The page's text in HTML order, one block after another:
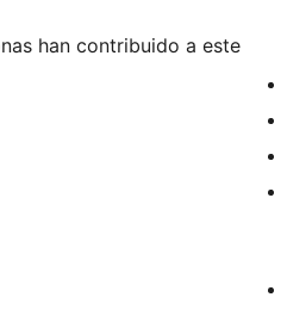
han contribuido a este